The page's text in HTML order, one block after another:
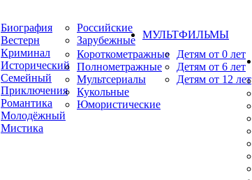
Биография
Вестерн
Криминал
Исторический
Семейный
Приключения
Романтика
Молодёжный
Мистика
Российские
Зарубежные МУЛЬТФИЛЬМЫ
Короткометражные
Полнометражные
Мультсериалы
Кукольные
Юмористические
Детям от 0 лет
Детям от 6 лет
Детям от 12 лет